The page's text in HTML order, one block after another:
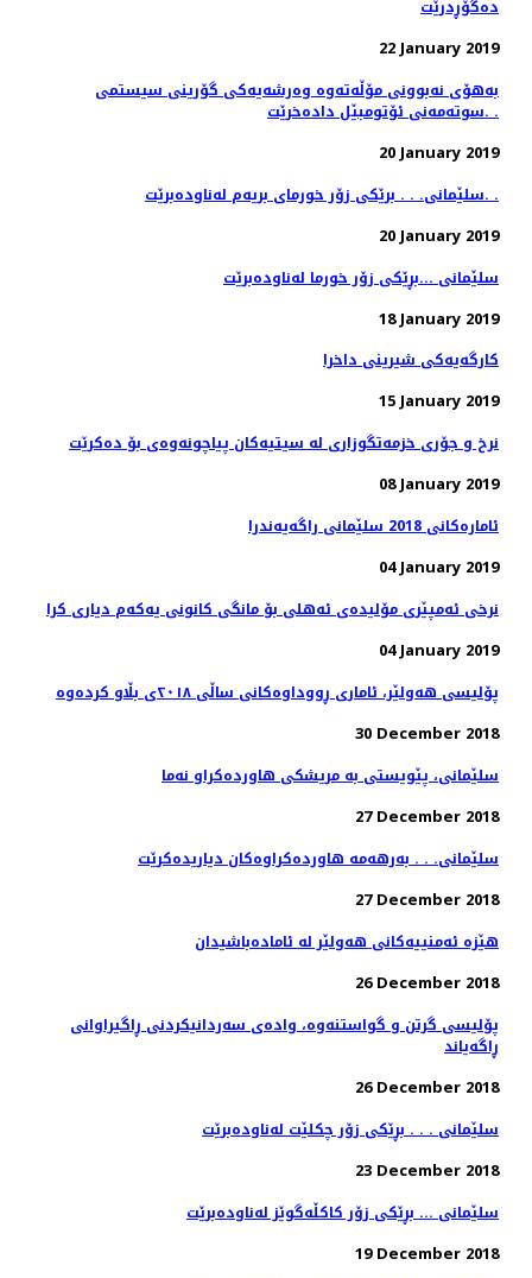
ده‌گۆڕدرێت
22 January 2019
به‌هۆی نه‌بوونی مۆڵه‌ته‌وه‌ وه‌رشه‌یه‌كی گۆرینی سیستمی
سوته‌مه‌نی ئۆتومبێل داده‌خرێت. .
20 January 2019
سلێمانی. . . برێكی زۆر خورمای بریه‌م له‌ناوده‌برێت. .
20 January 2019
سلێمانی ...بڕێكی زۆر خورما له‌ناوده‌برێت
18 January 2019
كارگه‌یه‌كی شیرینی داخرا
15 January 2019
08 January 2019
ئاماره‌كانی 2018 سلێمانی راگه‌یه‌ندرا
04 January 2019
نرخی ئەمپێری مۆلیدەی ئەهلی بۆ مانگی كانونی یەكەم دیاری كرا
04 January 2019
پۆلیسی هەولێر، ئاماری ڕووداوەكانی ساڵی ٢٠١٨ی بڵاو كردەوە
30 December 2018
27 December 2018
سلێمانی. . . به‌رهه‌مه‌ هاورده‌كراوه‌كان دیاریده‌كرێت
27 December 2018
هێزە ئەمنییەكانی هەولێر لە ئامادەباشیدان
26 December 2018
پۆلیسی گرتن و گواستنەوە، وادەی سەردانیكردنی ڕاگیراوانی
ڕاگەیاند
26 December 2018
سلێمانی . . . بڕێكی زۆر چكلێت له‌ناوده‌برێت
23 December 2018
سلێمانی ... بڕێكی زۆر كاكڵه‌گوێز له‌ناوده‌برێت
19 December 2018